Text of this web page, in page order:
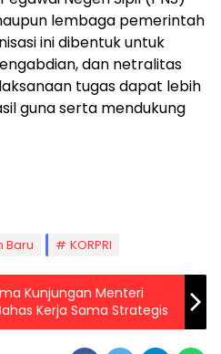
lembaga pemerintah
ini dibentuk untuk
dan netralitas
tugas dapat lebih
guna serta mendukung
Baru KORPRI
Kunjungan Menteri
Kerja Sama Strategis